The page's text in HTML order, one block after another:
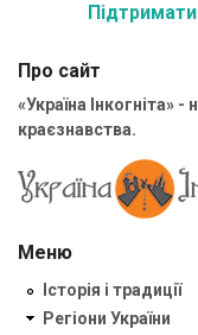
Підтримати
Про сайт
«Україна Інкогніта»
краєзнавства.
Меню
Історія і традиції
Регіони України